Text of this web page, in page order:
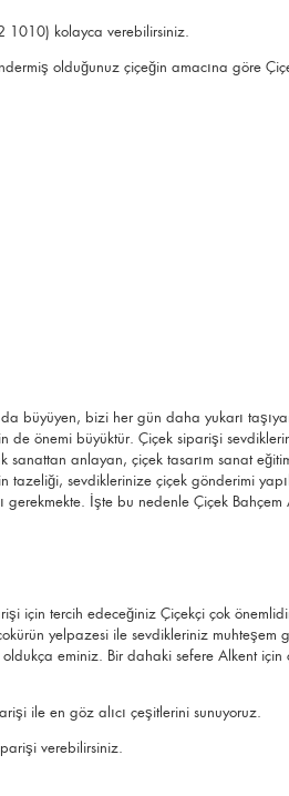
1010) kolayca verebilirsiniz.
olduğunuz çiçeğin amacına göre
büyüyen, bizi her gün daha yukarı
de önemi büyüktür. Çiçek siparişi
anlayan, çiçek tasarım sanat
tazeliği, sevdiklerinize çiçek gönderimi
İşte bu nedenle Çiçek Bahçem
için tercih edeceğiniz Çiçekçi çok
yelpazesi ile sevdikleriniz muhteşem
oldukça eminiz. Bir dahaki sefere Alkent için
ile en göz alıcı çeşitlerini sunuyoruz.
verebilirsiniz.